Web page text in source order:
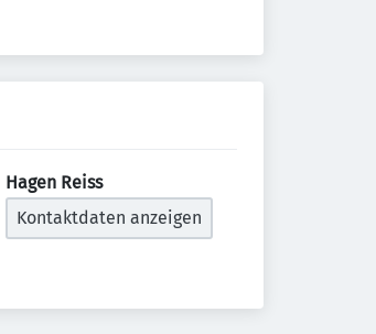
Hagen Reiss
Kontaktdaten anzeigen